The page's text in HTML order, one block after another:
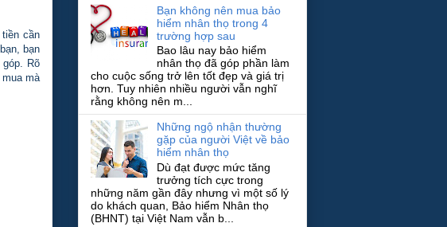
cần
bạn
Rõ
mà
Bạn không nên mua bảo
hiểm nhân thọ trong 4
trường hợp sau
Bao lâu nay bảo hiểm
nhân thọ đã góp phần làm
cho cuộc sống trở lên tốt đẹp và giá trị
hơn. Tuy nhiên nhiều người vẫn nghĩ
rằng không nên m...
Những ngộ nhận thường
gặp của người Việt về bảo
hiểm nhân thọ
Dù đạt được mức tăng
trưởng tích cực trong
những năm gần đây nhưng vì một số lý
do khách quan, Bảo hiểm Nhân thọ
(BHNT) tại Việt Nam vẫn b...